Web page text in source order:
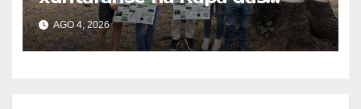
Bestas do Monte Gagán esta
fin de semana
AGO 4, 2026